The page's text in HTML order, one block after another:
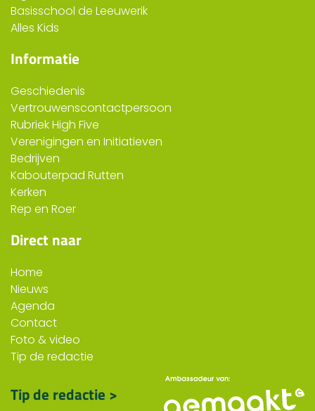
Basisschool de Leeuwerik
Alles Kids
Informatie
Geschiedenis
Vertrouwenscontactpersoon
Rubriek High Five
Verenigingen en Initiatieven
Bedrijven
Kabouterpad Rutten
Kerken
Rep en Roer
Direct naar
Home
Nieuws
Agenda
Contact
Foto & video
Tip de redactie
Tip de redactie >